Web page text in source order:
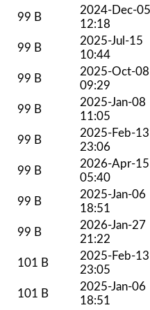
99 B
2024-Dec-05
12:18
99 B
2025-Jul-15
10:44
99 B
2025-Oct-08
09:29
99 B
2025-Jan-08
11:05
99 B
2025-Feb-13
23:06
99 B
2026-Apr-15
05:40
99 B
2025-Jan-06
18:51
99 B
2026-Jan-27
21:22
101 B
2025-Feb-13
23:05
101 B
2025-Jan-06
18:51